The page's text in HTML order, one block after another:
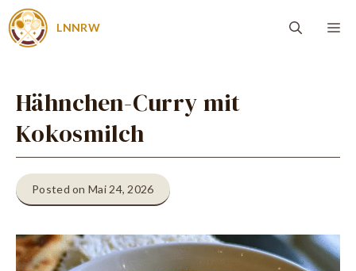
Zum
Inhalt
LNNRW
Hähnchen-Curry mit
Kokosmilch
Posted on Mai 24, 2026